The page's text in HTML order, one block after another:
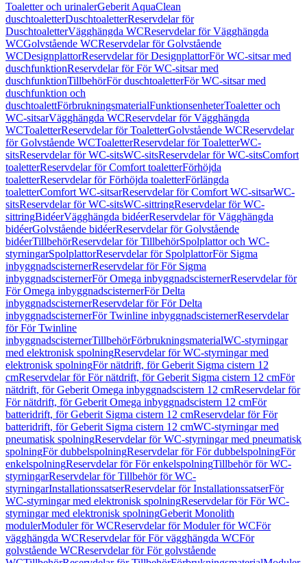
Toaletter och urinalerGeberit AquaClean
duschtoaletterDuschtoaletterReservdelar för
DuschtoaletterVägghängda WCReservdelar för Vägghängda
WCGolvstående WCReservdelar för Golvstående
WCDesignplattorReservdelar för DesignplattorFör WC-sitsar med
duschfunktionReservdelar för För WC-sitsar med
duschfunktionTillbehörFör duschtoaletterFör WC-sitsar med
duschfunktion och
duschtoalettFörbrukningsmaterialFunktionsenheterToaletter och
WC-sitsarVägghängda WCReservdelar för Vägghängda
WCToaletterReservdelar för ToaletterGolvstående WCReservdelar
för Golvstående WCToaletterReservdelar för ToaletterWC-
sitsReservdelar för WC-sitsWC-sitsReservdelar för WC-sitsComfort
toaletterReservdelar för Comfort toaletterFörhöjda
toaletterReservdelar för Förhöjda toaletterFörlängda
toaletterComfort WC-sitsarReservdelar för Comfort WC-sitsarWC-
sitsReservdelar för WC-sitsWC-sittringReservdelar för WC-
sittringBidéerVägghängda bidéerReservdelar för Vägghängda
bidéerGolvstående bidéerReservdelar för Golvstående
bidéerTillbehörReservdelar för TillbehörSpolplattor och WC-
styrningarSpolplattorReservdelar för SpolplattorFör Sigma
inbyggnadscisternerReservdelar för För Sigma
inbyggnadscisternerFör Omega inbyggnadscisternerReservdelar för
För Omega inbyggnadscisternerFör Delta
inbyggnadscisternerReservdelar för För Delta
inbyggnadscisternerFör Twinline inbyggnadscisternerReservdelar
för För Twinline
inbyggnadscisternerTillbehörFörbrukningsmaterialWC-styrningar
med elektronisk spolningReservdelar för WC-styrningar med
elektronisk spolningFör nätdrift, för Geberit Sigma cistern 12
cmReservdelar för För nätdrift, för Geberit Sigma cistern 12 cmFör
nätdrift, för Geberit Omega inbyggnadscistern 12 cmReservdelar för
För nätdrift, för Geberit Omega inbyggnadscistern 12 cmFör
batteridrift, för Geberit Sigma cistern 12 cmReservdelar för För
batteridrift, för Geberit Sigma cistern 12 cmWC-styrningar med
pneumatisk spolningReservdelar för WC-styrningar med pneumatisk
spolningFör dubbelspolningReservdelar för För dubbelspolningFör
enkelspolningReservdelar för För enkelspolningTillbehör för WC-
styrningarReservdelar för Tillbehör för WC-
styrningarInstallationssatserReservdelar för InstallationssatserFör
WC-styrningar med elektronisk spolningReservdelar för För WC-
styrningar med elektronisk spolningGeberit Monolith
modulerModuler för WCReservdelar för Moduler för WCFör
vägghängda WCReservdelar för För vägghängda WCFör
golvstående WCReservdelar för För golvstående